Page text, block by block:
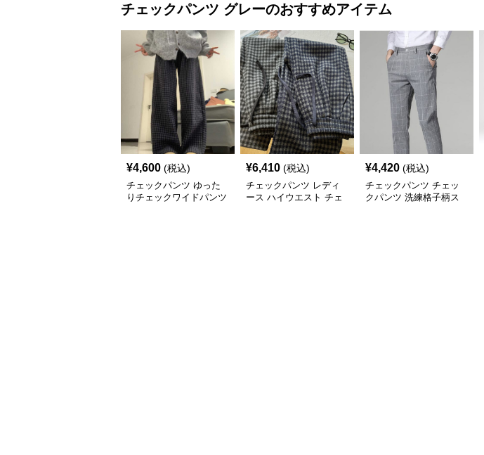
チェックパンツ グレーのおすすめアイテム
¥4,600 (税込)
チェックパンツ ゆった
りチェックワイドパンツ
¥6,410 (税込)
チェックパンツ レディ
ース ハイウエスト チェ
¥4,420 (税込)
チェックパンツ チェッ
クパンツ 洗練格子柄ス